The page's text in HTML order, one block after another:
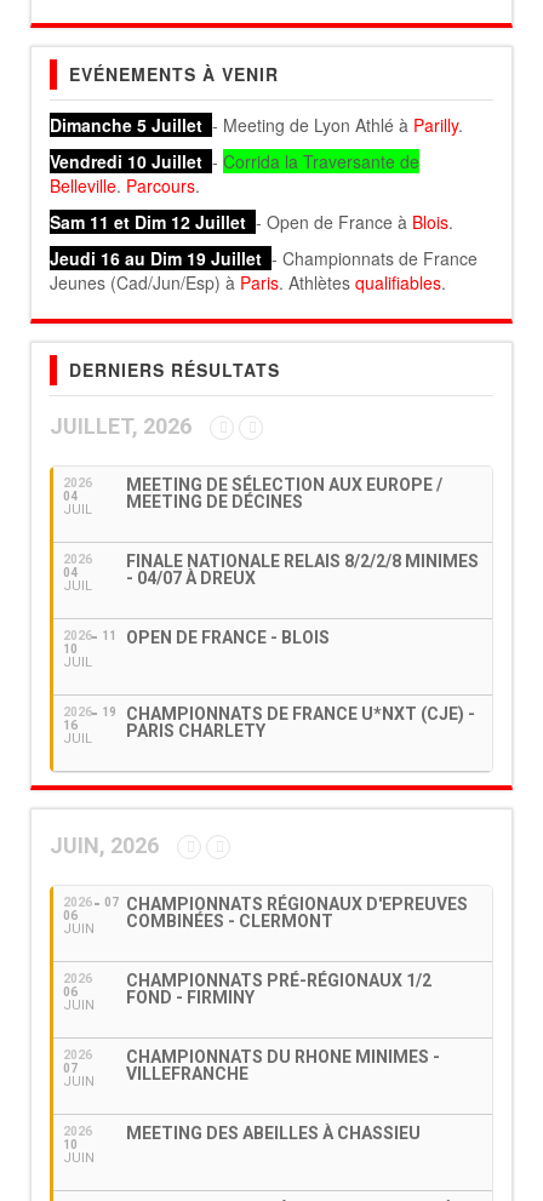
EVÉNEMENTS À VENIR
Dimanche 5 Juillet - Meeting de Lyon Athlé à Parilly.
Vendredi 10 Juillet - Corrida la Traversante de
Belleville. Parcours.
Sam 11 et Dim 12 Juillet - Open de France à Blois.
Jeudi 16 au Dim 19 Juillet - Championnats de France
Jeunes (Cad/Jun/Esp) à Paris. Athlètes qualifiables.
DERNIERS RÉSULTATS
JUILLET, 2026
2026
04
JUIL
MEETING DE SÉLECTION AUX EUROPE /
MEETING DE DÉCINES
2026
04
JUIL
FINALE NATIONALE RELAIS 8/2/2/8 MINIMES
- 04/07 À DREUX
2026
10
JUIL
11 OPEN DE FRANCE - BLOIS
2026
16
JUIL
19
CHAMPIONNATS DE FRANCE U*NXT (CJE) -
PARIS CHARLETY
JUIN, 2026
2026
06
JUIN
07
CHAMPIONNATS RÉGIONAUX D'EPREUVES
COMBINÉES - CLERMONT
2026
06
JUIN
CHAMPIONNATS PRÉ-RÉGIONAUX 1/2
FOND - FIRMINY
2026
07
JUIN
CHAMPIONNATS DU RHONE MINIMES -
VILLEFRANCHE
2026
10
JUIN
MEETING DES ABEILLES À CHASSIEU